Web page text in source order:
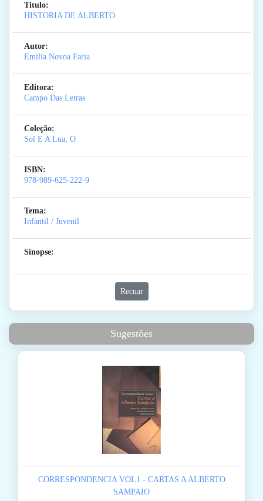
Titulo:
HISTORIA DE ALBERTO
Autor:
Emilia Novoa Faria
Editora:
Campo Das Letras
Coleção:
Sol E A Lua, O
ISBN:
978-989-625-222-9
Tema:
Infantil / Juvenil
Sinopse:
Recuar
Sugestões
CORRESPONDENCIA VOL1 - CARTAS A ALBERTO
SAMPAIO